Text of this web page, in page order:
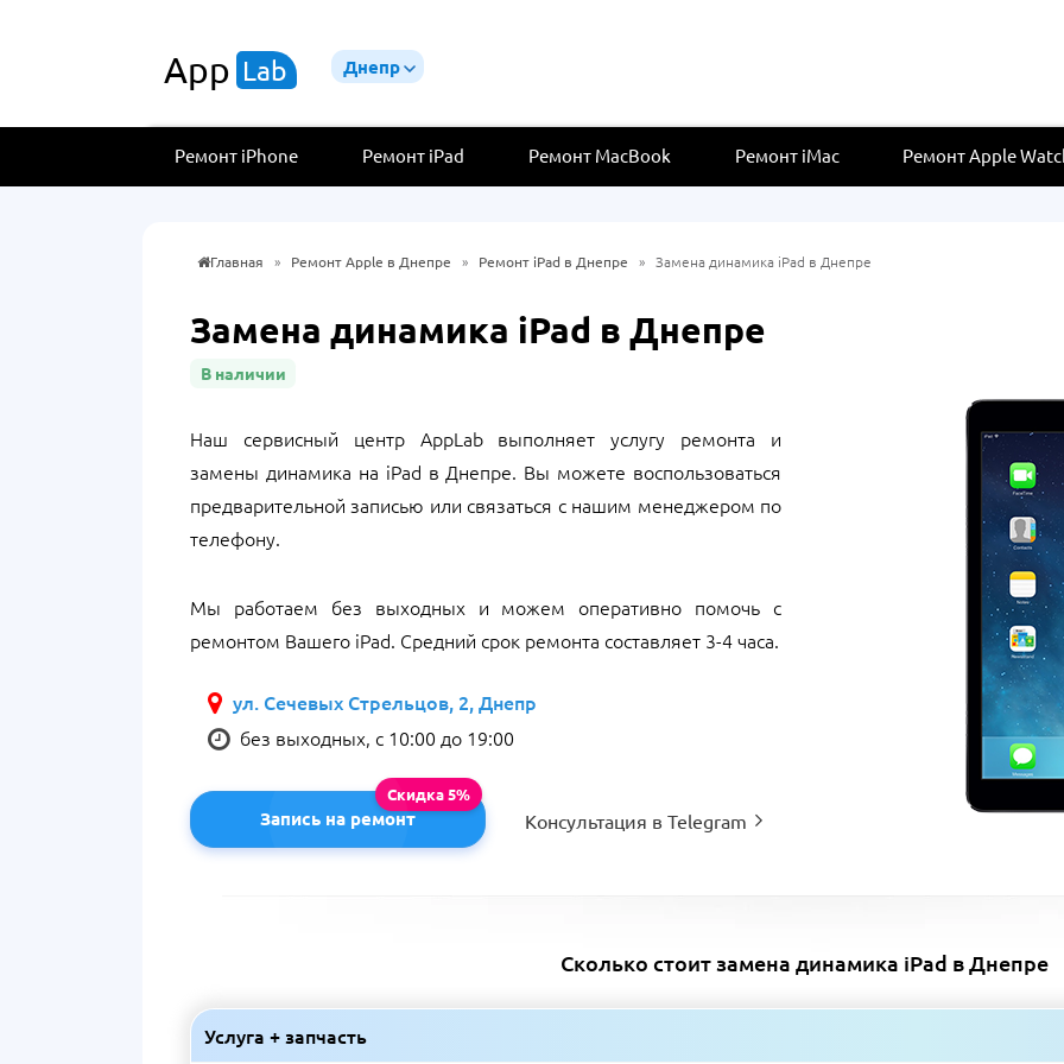
App Lab Днепр
Ремонт iPhone Ремонт iPad Ремонт MacBook Ремонт iMac Ремонт Apple
Главная » Ремонт Apple в Днепре » Ремонт iPad в Днепре » Замена динамика iPad в Днепре
Замена динамика iPad в Днепре
В наличии
Наш сервисный центр AppLab выполняет услугу ремонта и
замены динамика на iPad в Днепре. Вы можете воспользоваться
предварительной записью или связаться с нашим менеджером по
телефону.
Мы работаем без выходных и можем оперативно помочь с
ремонтом Вашего iPad. Средний срок ремонта составляет 3-4 часа.
ул. Сечевых Стрельцов, 2, Днепр
без выходных, с 10:00 до 19:00
Запись на ремонт Консультация в Telegram
Сколько стоит замена динамика iPad в Днепре
Услуга + запчасть